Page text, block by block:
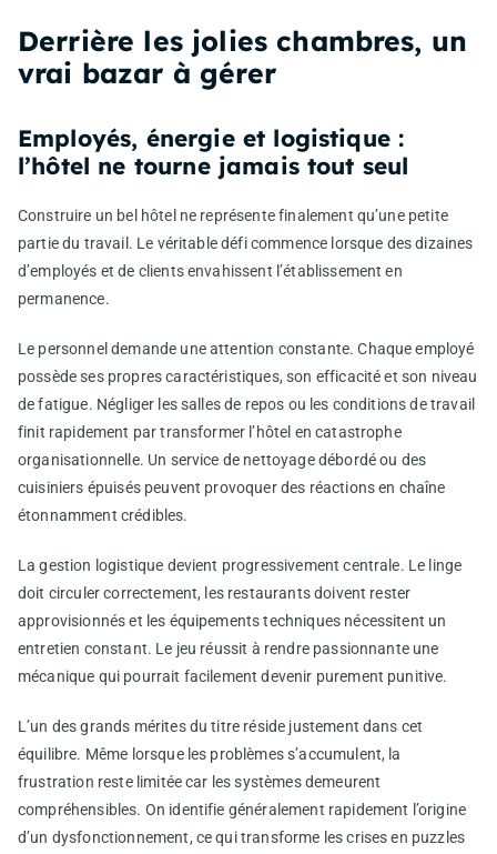
Derrière les jolies chambres, un
vrai bazar à gérer
Employés, énergie et logistique :
l’hôtel ne tourne jamais tout seul
Construire un bel hôtel ne représente finalement qu’une petite
partie du travail. Le véritable défi commence lorsque des dizaines
d’employés et de clients envahissent l’établissement en
permanence.
Le personnel demande une attention constante. Chaque employé
possède ses propres caractéristiques, son efficacité et son niveau
de fatigue. Négliger les salles de repos ou les conditions de travail
finit rapidement par transformer l’hôtel en catastrophe
organisationnelle. Un service de nettoyage débordé ou des
cuisiniers épuisés peuvent provoquer des réactions en chaîne
étonnamment crédibles.
La gestion logistique devient progressivement centrale. Le linge
doit circuler correctement, les restaurants doivent rester
approvisionnés et les équipements techniques nécessitent un
entretien constant. Le jeu réussit à rendre passionnante une
mécanique qui pourrait facilement devenir purement punitive.
L’un des grands mérites du titre réside justement dans cet
équilibre. Même lorsque les problèmes s’accumulent, la
frustration reste limitée car les systèmes demeurent
compréhensibles. On identifie généralement rapidement l’origine
d’un dysfonctionnement, ce qui transforme les crises en puzzles